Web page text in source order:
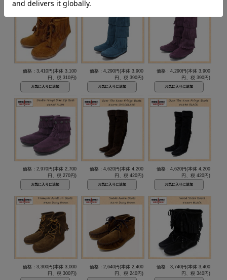
価格：3,410円(本体 3,100
円、税 310円)
価格：4,290円(本体 3,900
円、税 390円)
価格：4,290円(本体 3,900
円、税 390円)
価格：2,970円(本体 2,700
円、税 270円)
価格：4,620円(本体 4,200
円、税 420円)
価格：4,620円(本体 4,200
円、税 420円)
価格：3,300円(本体 3,000
円、税 300円)
価格：2,640円(本体 2,400
円、税 240円)
価格：3,740円(本体 3,400
円、税 340円)